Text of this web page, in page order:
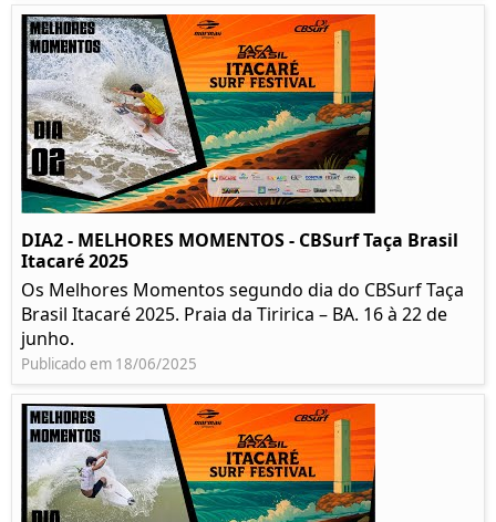
DIA2 - MELHORES MOMENTOS - CBSurf Taça Brasil
Itacaré 2025
Os Melhores Momentos segundo dia do CBSurf Taça
Brasil Itacaré 2025. Praia da Tiririca – BA. 16 à 22 de
junho.
Publicado em 18/06/2025